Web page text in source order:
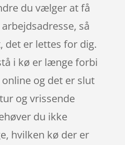
du vælger at få
så
det er lettes for dig.
i kø er længe forbi
og det er slut
og vrissende
du ikke
hvilken kø der er